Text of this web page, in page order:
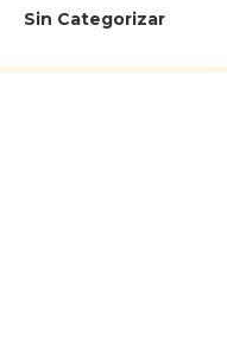
Sin Categorizar